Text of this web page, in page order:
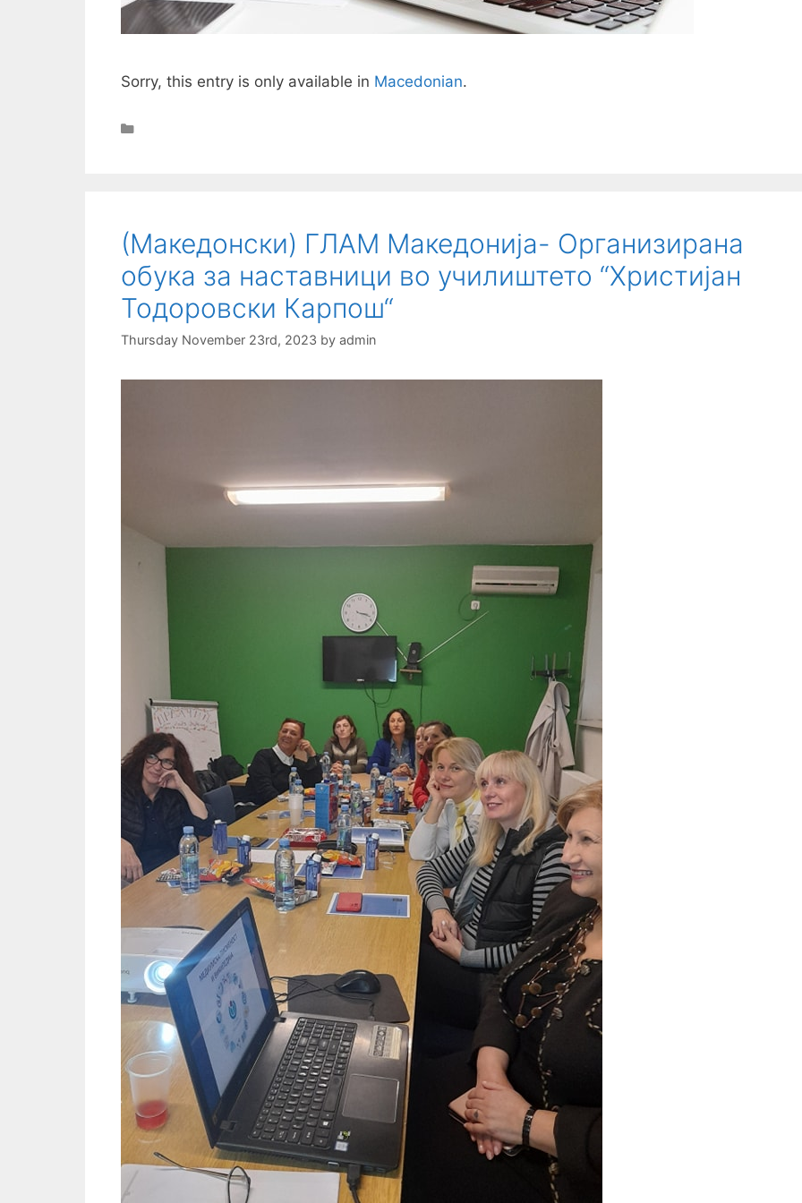
Sorry, this entry is only available in Macedonian.
(Македонски) ГЛАМ Македонија- Организирана
обука за наставници во училиштето “Христијан
Тодоровски Карпош“
Thursday November 23rd, 2023 by admin